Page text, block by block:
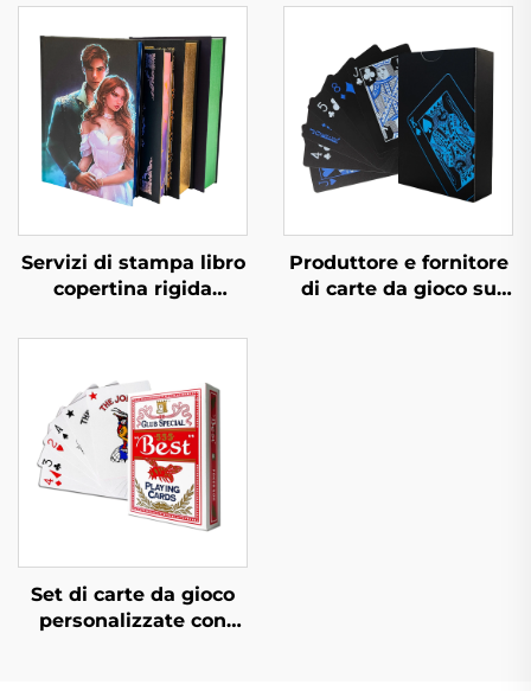
Servizi di stampa libro
copertina rigida
stampa romanzo
personalizzato con
bordi spruzzati
Produttore e fornitore
di carte da gioco su
Set di carte da gioco
personalizzate con